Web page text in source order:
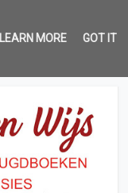
LEARN MORE GOT IT